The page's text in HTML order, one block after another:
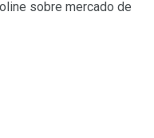
sobre mercado de